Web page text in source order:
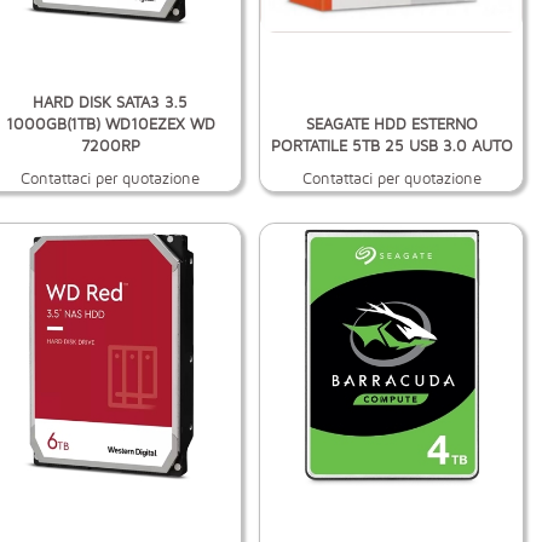
HARD DISK SATA3 3.5
1000GB(1TB) WD10EZEX WD
7200RP
Contattaci per quotazione
SEAGATE HDD ESTERNO
PORTATILE 5TB 25 USB 3.0 AUTO
Contattaci per quotazione